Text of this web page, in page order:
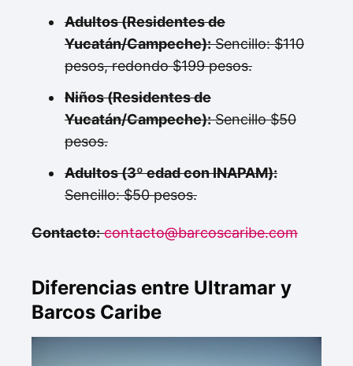
Adultos (Residentes de
Yucatán/Campeche):Sencillo: $110
pesos, redondo $199 pesos.
Niños (Residentes de
Yucatán/Campeche):Sencillo $50
pesos.
Adultos (3º edad con INAPAM):
Sencillo: $50 pesos.
Contacto: contacto@barcoscaribe.com
Diferencias entre Ultramar y
Barcos Caribe